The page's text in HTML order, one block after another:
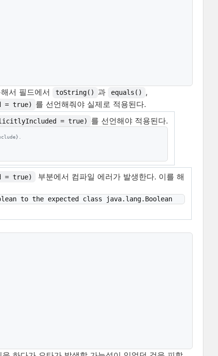
서 필드에서 toString() 과 equals() ,
= true) 를 선언해줘야 실제로 적용된다.
= true) 를 선언해야 적용된다.
= true)
부분에서 컴파일 에러가 발생한다. 이를 해
to the expected class java.lang.Boolean